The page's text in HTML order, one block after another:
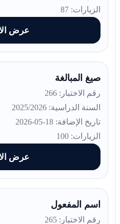
الزيارات: 87
عرض
صيغ المبالغة
رقم الاختبار: 266
السنة الدراسية: 2025/2026
تاريخ الإضافة: 18-05-2026
الزيارات: 100
عرض
اسم المفعول
رقم الاختبار: 265